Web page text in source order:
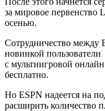
за мировое первенство
осенью.
Сотрудничество между
новинкой
с мультиигровой
бесплатно.
Но ESPN надеется на
расширить количество